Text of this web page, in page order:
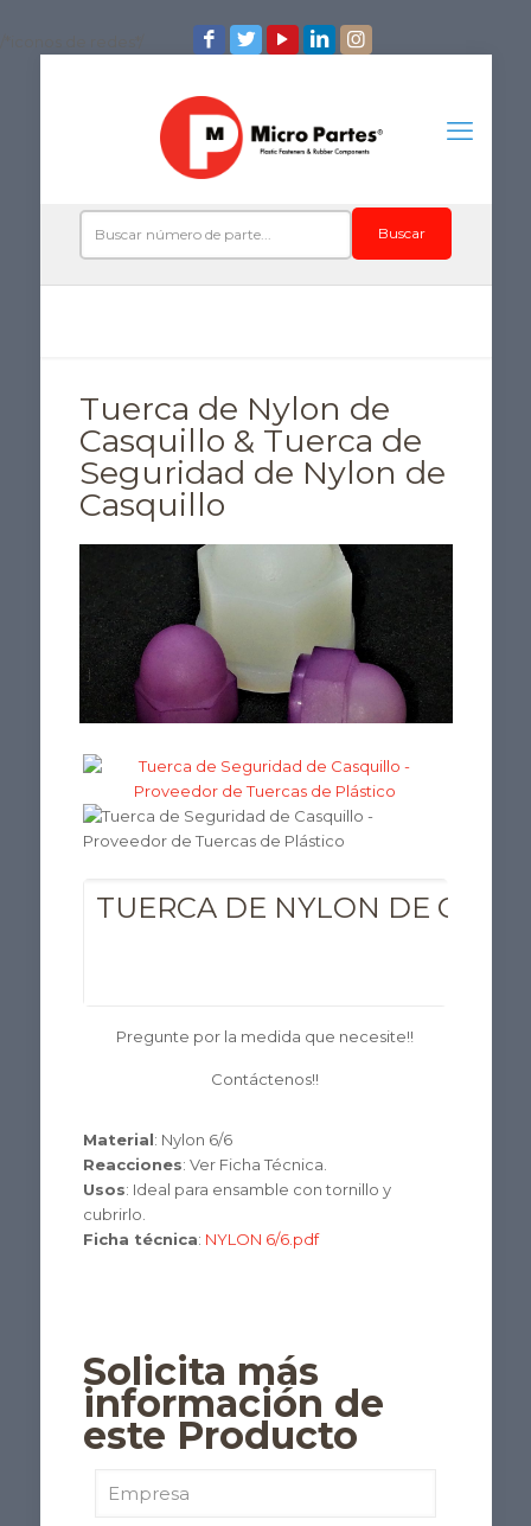
Buscar
Tuerca de Nylon de
Casquillo & Tuerca de
Seguridad de Nylon de
Casquillo
TUERCA DE NYLON DE
Pregunte por la medida que necesite!!
Contáctenos!!
Material: Nylon 6/6
Reacciones: Ver Ficha Técnica.
Usos: Ideal para ensamble con tornillo y
cubrirlo.
Ficha técnica: NYLON 6/6.pdf
Solicita más
información de
este Producto